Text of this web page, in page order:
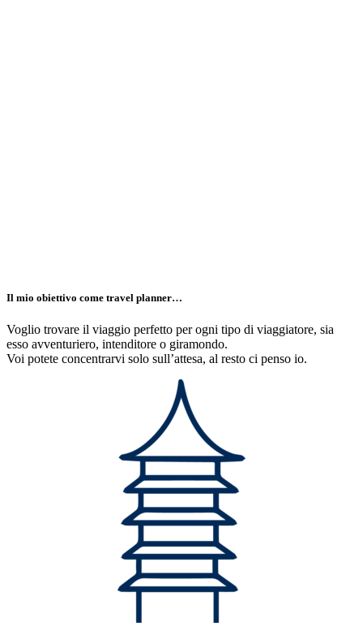
Il mio obiettivo come travel planner…
Voglio trovare il viaggio perfetto per ogni tipo di viaggiatore, sia
esso avventuriero, intenditore o giramondo.
Voi potete concentrarvi solo sull’attesa, al resto ci penso io.